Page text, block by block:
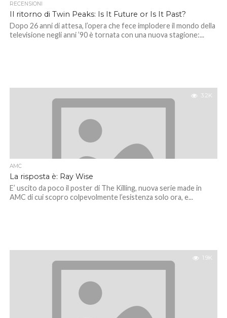
RECENSIONI
Il ritorno di Twin Peaks: Is It Future or Is It Past?
Dopo 26 anni di attesa, l’opera che fece implodere il mondo della
televisione negli anni ’90 è tornata con una nuova stagione:...
3.2K
AMC
La risposta è: Ray Wise
E’ uscito da poco il poster di The Killing, nuova serie made in
AMC di cui scopro colpevolmente l’esistenza solo ora, e...
1.9K